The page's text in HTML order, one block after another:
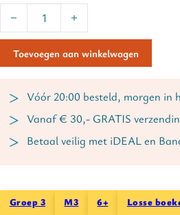
Kik - loopt voorop | groep 3 - deel 2
Toevoegen aan winkelwagen
Vóór 20:00 besteld, morgen in
Vanaf € 30,- GRATIS
Betaal veilig met iDEAL en
Groep 3 M3 6+ Losse